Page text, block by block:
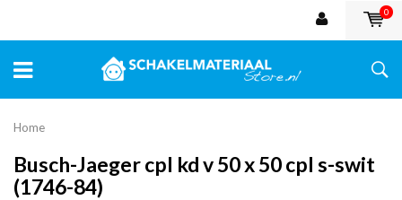
0
Home
Busch-Jaeger cpl kd v 50 x 50 cpl s-swit
(1746-84)